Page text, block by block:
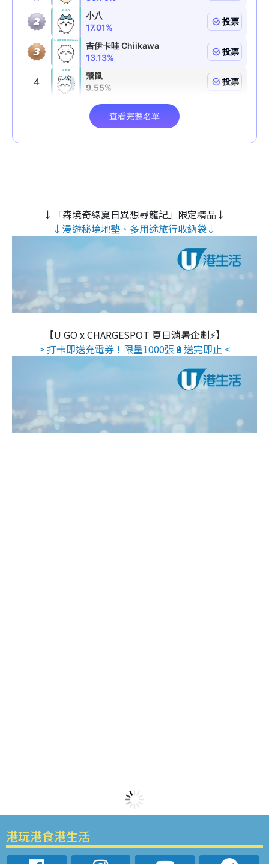
↓「森境奇緣夏日異想尋龍記」限定精品↓
↓漫遊秘境地墊、多用途旅行收納袋↓
【U GO x CHARGESPOT 夏日消暑企劃⚡】
> 打卡即送充電券！限量1000張🔋送完即止 <
港玩港食港生活